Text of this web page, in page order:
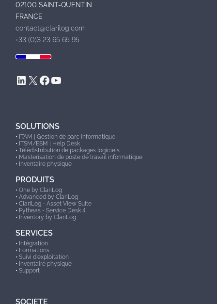
02100 SAINT-QUENTIN
FRANCE
contact@clarilog.com
+33 (0)3 23 65 65 95
LinkedIn X Facebook YouTube
SOLUTIONS
• ITAM | Gestion de parc informatique
• ITSM/ESM | Help Desk
• Télédistribution de packages logiciels
• Masterisation de poste de travail informatique
• Inventaire physique
PRODUITS
• One by ClariLog
• Advanced by ClariLog
• ClariLog - Asset View Suite
• Pytheas - Service Desk 4
• Inventory by ClariLog
SERVICES
• Intégration
• Formations
• Suivi d'exploitation
• Inventaire physique
• Support
SOCIETE